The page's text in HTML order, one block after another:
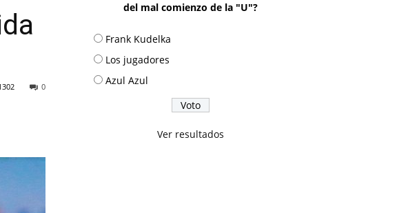
0
del mal comienzo de la "U"?
Frank Kudelka
Los jugadores
Azul Azul
Ver resultados